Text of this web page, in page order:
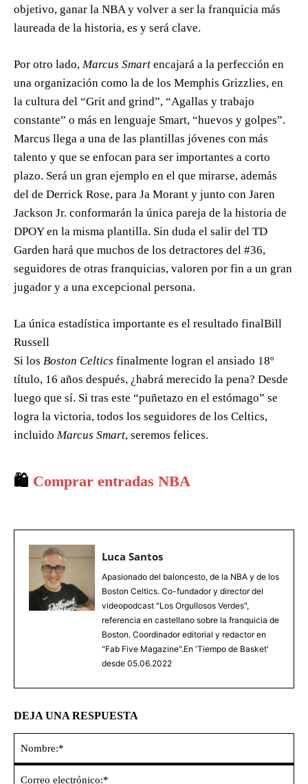
objetivo, ganar la NBA y volver a ser la franquicia más
laureada de la historia, es y será clave.
Por otro lado, Marcus Smart encajará a la perfección en
una organización como la de los Memphis Grizzlies, en
la cultura del “Grit and grind”, “Agallas y trabajo
constante” o más en lenguaje Smart, “huevos y golpes”.
Marcus llega a una de las plantillas jóvenes con más
talento y que se enfocan para ser importantes a corto
plazo. Será un gran ejemplo en el que mirarse, además
del de Derrick Rose, para Ja Morant y junto con Jaren
Jackson Jr. conformarán la única pareja de la historia de
DPOY en la misma plantilla. Sin duda el salir del TD
Garden hará que muchos de los detractores del #36,
seguidores de otras franquicias, valoren por fin a un gran
jugador y a una excepcional persona.
La única estadística importante es el resultado finalBill
Russell
Si los Boston Celtics finalmente logran el ansiado 18º
título, 16 años después, ¿habrá merecido la pena? Desde
luego que sí. Si tras este “puñetazo en el estómago” se
logra la victoria, todos los seguidores de los Celtics,
incluido Marcus Smart, seremos felices.
🛍️ Comprar entradas NBA
Luca Santos
Apasionado del baloncesto, de la NBA y de los
Boston Celtics. Co-fundador y director del
videopodcast "Los Orgullosos Verdes",
referencia en castellano sobre la franquicia de
Boston. Coordinador editorial y redactor en
"Fab Five Magazine".En 'Tiempo de Basket'
desde 05.06.2022
DEJA UNA RESPUESTA